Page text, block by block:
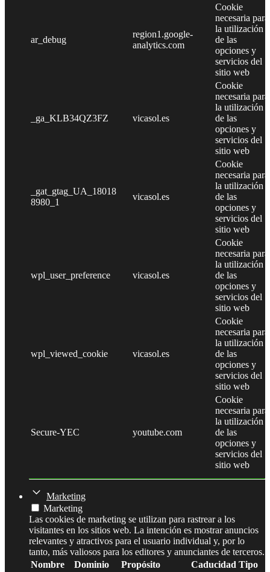
ar_debug
region1.google-
analytics.com
Cookie
necesaria para
la utilización
de las
opciones y
servicios del
sitio web
_ga_KLB34QZ3FZ vicasol.es
Cookie
necesaria para
la utilización
de las
opciones y
servicios del
sitio web
_gat_gtag_UA_18018
8980_1
vicasol.es
Cookie
necesaria para
la utilización
de las
opciones y
servicios del
sitio web
wpl_user_preference vicasol.es
Cookie
necesaria para
la utilización
de las
opciones y
servicios del
sitio web
wpl_viewed_cookie vicasol.es
Cookie
necesaria para
la utilización
de las
opciones y
servicios del
sitio web
Secure-YEC youtube.com
Cookie
necesaria para
la utilización
de las
opciones y
servicios del
sitio web
Marketing
Marketing
Las cookies de marketing se utilizan para rastrear a los
visitantes en los sitios web. La intención es mostrar anuncios
relevantes y atractivos para el usuario individual y, por lo
tanto, más valiosos para los editores y anunciantes de terceros.
Nombre
Dominio Propósito Caducidad Tipo